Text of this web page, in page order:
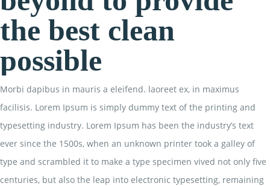
the best clean
possible
Morbi dapibus in mauris a eleifend. laoreet ex, in maximus
facilisis. Lorem Ipsum is simply dummy text of the printing and
typesetting industry. Lorem Ipsum has been the industry’s text
ever since the 1500s, when an unknown printer took a galley of
type and scrambled it to make a type specimen vived not only five
centuries, but also the leap into electronic typesetting, remaining